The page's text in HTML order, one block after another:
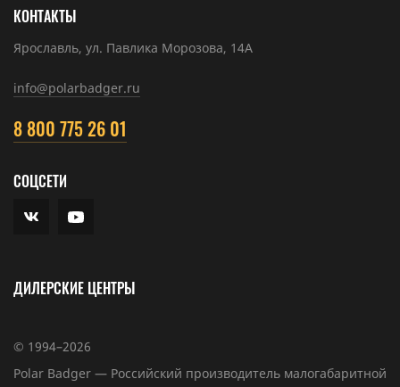
КОНТАКТЫ
Ярославль, ул. Павлика Морозова, 14А
info@polarbadger.ru
8 800 775 26 01
СОЦСЕТИ
ДИЛЕРСКИЕ ЦЕНТРЫ
© 1994–2026
Polar Badger — Российский производитель малогабаритной